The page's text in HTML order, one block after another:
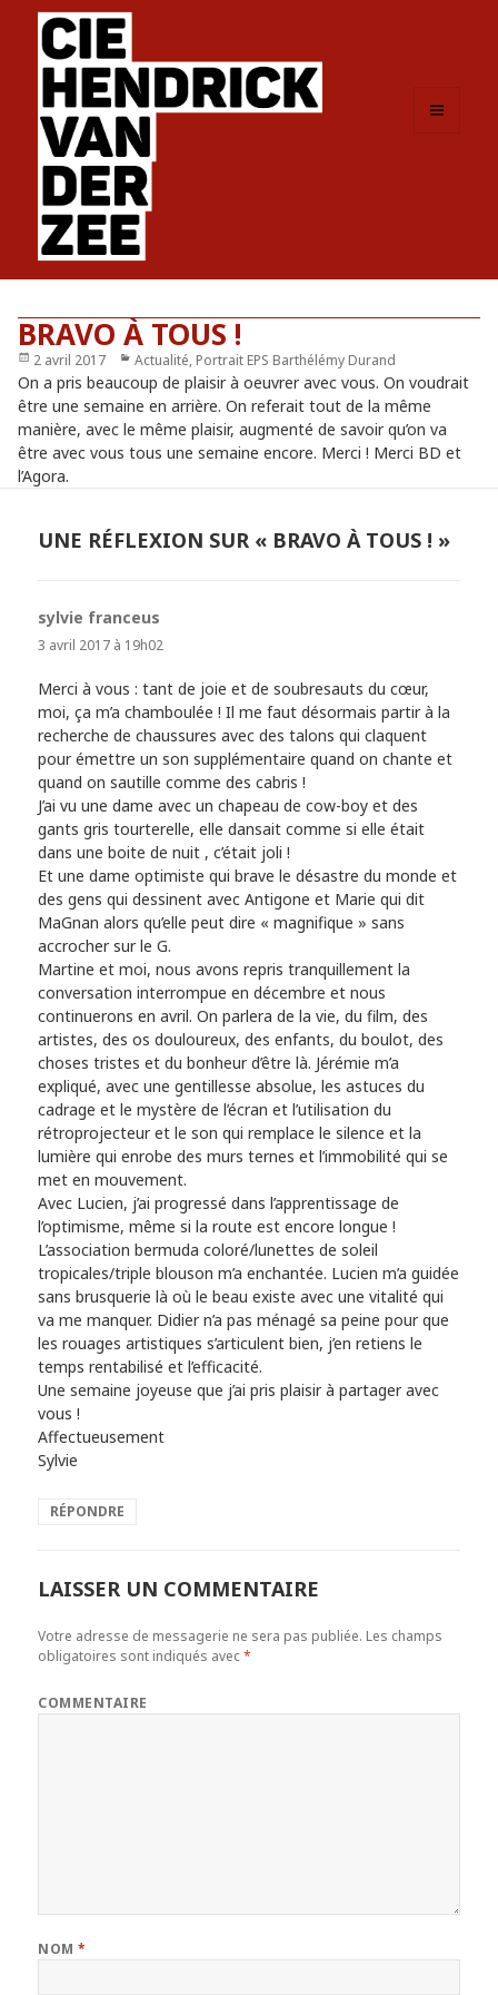
BRAVO À TOUS !
Publié
le
2 avril 2017 Catégories
Actualité, Portrait EPS Barthélémy Durand
On a pris beaucoup de plaisir à oeuvrer avec vous. On voudrait
être une semaine en arrière. On referait tout de la même
manière, avec le même plaisir, augmenté de savoir qu’on va
être avec vous tous une semaine encore. Merci ! Merci BD et
l’Agora.
UNE RÉFLEXION SUR « BRAVO À TOUS ! »
sylvie franceus
3 avril 2017 à 19h02
Merci à vous : tant de joie et de soubresauts du cœur,
moi, ça m’a chamboulée ! Il me faut désormais partir à la
recherche de chaussures avec des talons qui claquent
pour émettre un son supplémentaire quand on chante et
quand on sautille comme des cabris !
J’ai vu une dame avec un chapeau de cow-boy et des
gants gris tourterelle, elle dansait comme si elle était
dans une boite de nuit , c’était joli !
Et une dame optimiste qui brave le désastre du monde et
des gens qui dessinent avec Antigone et Marie qui dit
MaGnan alors qu’elle peut dire « magnifique » sans
accrocher sur le G.
Martine et moi, nous avons repris tranquillement la
conversation interrompue en décembre et nous
continuerons en avril. On parlera de la vie, du film, des
artistes, des os douloureux, des enfants, du boulot, des
choses tristes et du bonheur d’être là. Jérémie m’a
expliqué, avec une gentillesse absolue, les astuces du
cadrage et le mystère de l’écran et l’utilisation du
rétroprojecteur et le son qui remplace le silence et la
lumière qui enrobe des murs ternes et l’immobilité qui se
met en mouvement.
Avec Lucien, j’ai progressé dans l’apprentissage de
l’optimisme, même si la route est encore longue !
L’association bermuda coloré/lunettes de soleil
tropicales/triple blouson m’a enchantée. Lucien m’a guidée
sans brusquerie là où le beau existe avec une vitalité qui
va me manquer. Didier n’a pas ménagé sa peine pour que
les rouages artistiques s’articulent bien, j’en retiens le
temps rentabilisé et l’efficacité.
Une semaine joyeuse que j’ai pris plaisir à partager avec
vous !
Affectueusement
Sylvie
RÉPONDRE
LAISSER UN COMMENTAIRE
Votre adresse de messagerie ne sera pas publiée. Les champs
obligatoires sont indiqués avec*
COMMENTAIRE
NOM*